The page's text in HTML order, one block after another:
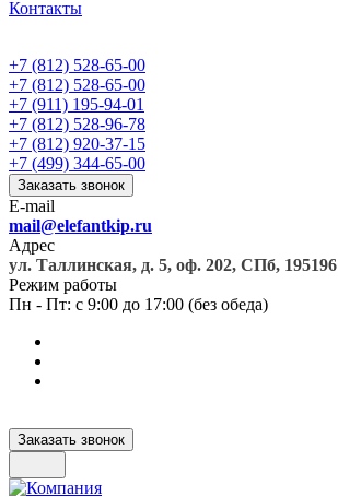
Контакты
+7 (812) 528-65-00
+7 (812) 528-65-00
+7 (911) 195-94-01
+7 (812) 528-96-78
+7 (812) 920-37-15
+7 (499) 344-65-00
Заказать звонок
E-mail
mail@elefantkip.ru
Адрес
ул. Таллинская, д. 5, оф. 202, СПб, 195196
Режим работы
Пн - Пт: с 9:00 до 17:00 (без обеда)
Заказать звонок